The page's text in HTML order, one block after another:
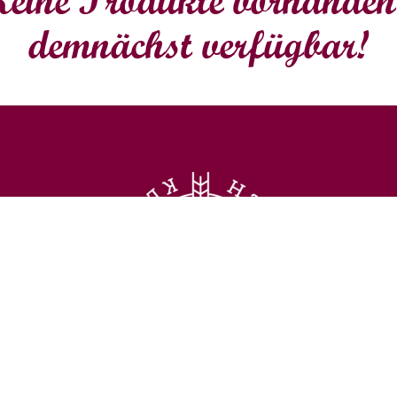
demnächst verfügbar!